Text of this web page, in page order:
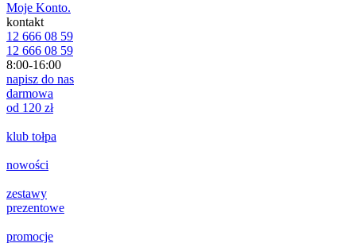
Moje Konto.
kontakt
12 666 08 59
12 666 08 59
8:00-16:00
napisz do nas
darmowa
od 120 zł
klub tołpa
nowości
zestawy
prezentowe
promocje